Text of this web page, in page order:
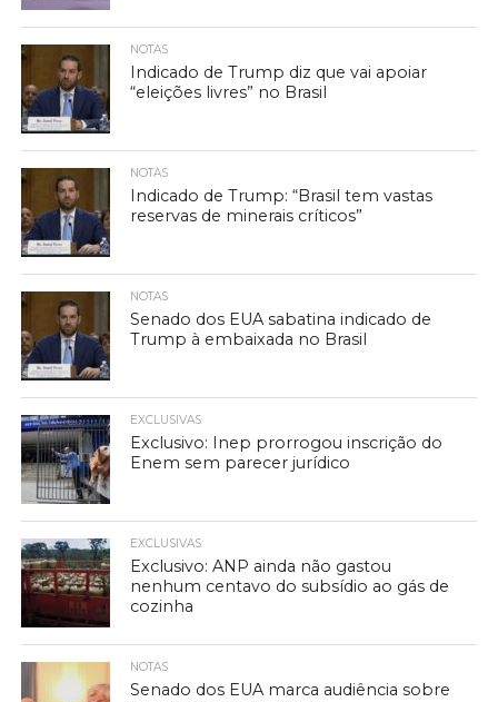
NOTAS
Indicado de Trump diz que vai apoiar
“eleições livres” no Brasil
NOTAS
Indicado de Trump: “Brasil tem vastas
reservas de minerais críticos”
NOTAS
Senado dos EUA sabatina indicado de
Trump à embaixada no Brasil
EXCLUSIVAS
Exclusivo: Inep prorrogou inscrição do
Enem sem parecer jurídico
EXCLUSIVAS
Exclusivo: ANP ainda não gastou
nenhum centavo do subsídio ao gás de
cozinha
NOTAS
Senado dos EUA marca audiência sobre